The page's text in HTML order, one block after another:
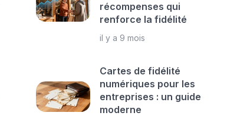
récompenses qui
renforce la fidélité
il y a 9 mois
Cartes de fidélité
numériques pour les
entreprises : un guide
moderne